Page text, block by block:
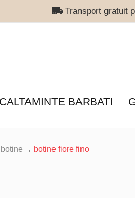
Transport gratuit
BARBATI
botine botine fiore fino